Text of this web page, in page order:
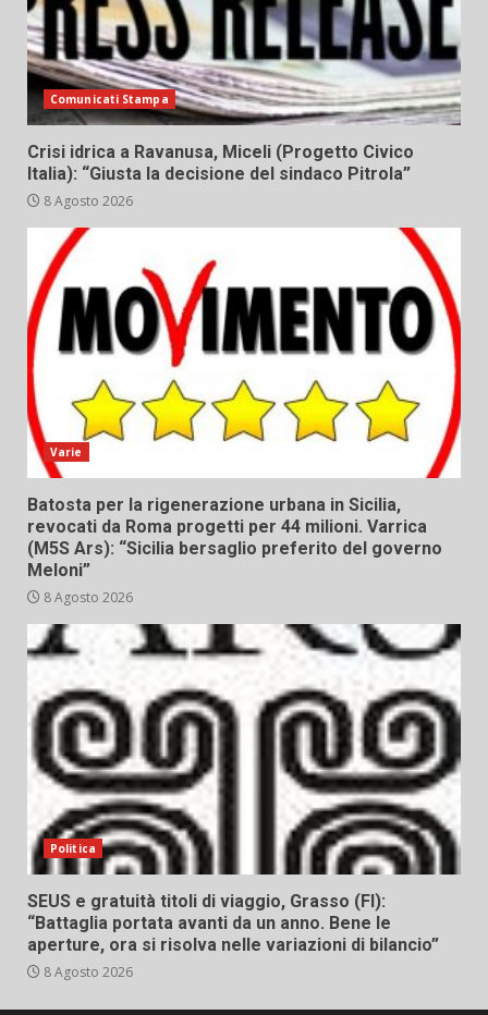
Comunicati Stampa
Crisi idrica a Ravanusa, Miceli (Progetto Civico
Italia): “Giusta la decisione del sindaco Pitrola”
8 Agosto 2026
Varie
Batosta per la rigenerazione urbana in Sicilia,
revocati da Roma progetti per 44 milioni. Varrica
(M5S Ars): “Sicilia bersaglio preferito del governo
Meloni”
8 Agosto 2026
Politica
SEUS e gratuità titoli di viaggio, Grasso (FI):
“Battaglia portata avanti da un anno. Bene le
aperture, ora si risolva nelle variazioni di bilancio”
8 Agosto 2026